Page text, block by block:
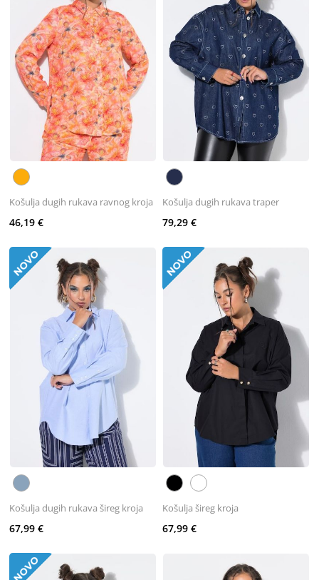
Košulja dugih rukava ravnog kroja
46,19 €
Košulja dugih rukava traper
79,29 €
Košulja dugih rukava šireg kroja
67,99 €
Košulja šireg kroja
67,99 €